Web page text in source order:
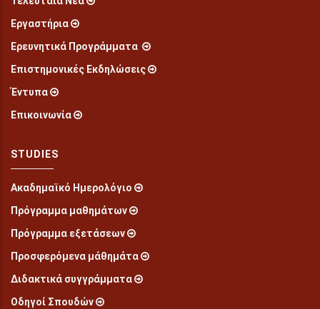
Εργαστήρια
Ερευνητικά Προγράμματα
Επιστημονικές Εκδηλώσεις
Έντυπα
Επικοινωνία
STUDIES
Ακαδημαϊκό Ημερολόγιο
Πρόγραμμα μαθημάτων
Πρόγραμμα εξετάσεων
Προσφερόμενα μάθημάτα
Διδακτικά συγγράμματα
Οδηγοί Σπουδών